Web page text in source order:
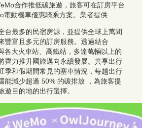
合作推低碳旅遊，旅客可在訂房平台
電動機車優惠騎乘方案。業者提供
台最多的民宿房源，並提供全球上萬間
豐富且多元的訂房服務。透過結合
各大火車站、高鐵站，多達萬輛以上的
齊力推升國旅邁向永續發展。共享出行
季和假期間常見的塞車情況，每趟出行
能減少超過 50% 的碳排放 ，為旅客提
遊目的地的出行選擇。